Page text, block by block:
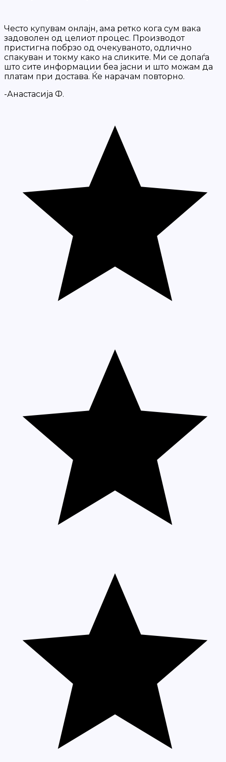
Често купувам онлајн, ама ретко кога сум вака
задоволен од целиот процес. Производот
пристигна побрзо од очекуваното, одлично
спакуван и токму како на сликите. Ми се допаѓа
што сите информации беа јасни и што можам да
платам при достава. Ќе нарачам повторно.
-Анастасија Ф.